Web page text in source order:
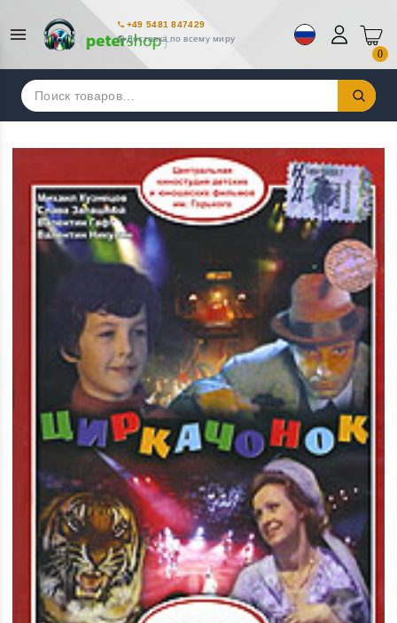
+49 5481 847429
Доставка по всему миру
0
Искать: